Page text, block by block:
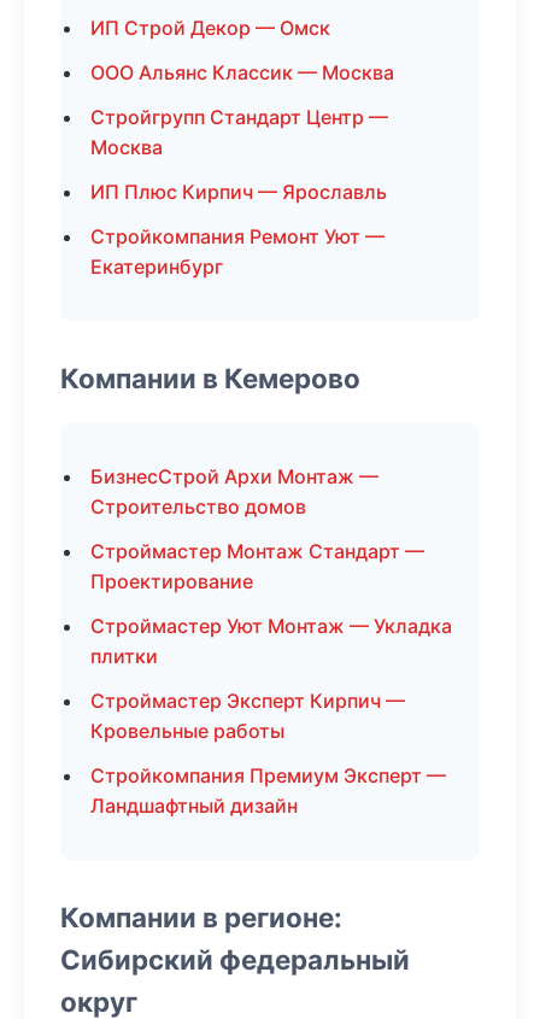
ИП Строй Декор — Омск
ООО Альянс Классик — Москва
Стройгрупп Стандарт Центр —
Москва
ИП Плюс Кирпич — Ярославль
Стройкомпания Ремонт Уют —
Екатеринбург
Компании в Кемерово
БизнесСтрой Архи Монтаж —
Строительство домов
Строймастер Монтаж Стандарт —
Проектирование
Строймастер Уют Монтаж — Укладка
плитки
Строймастер Эксперт Кирпич —
Кровельные работы
Стройкомпания Премиум Эксперт —
Ландшафтный дизайн
Компании в регионе:
Сибирский федеральный
округ